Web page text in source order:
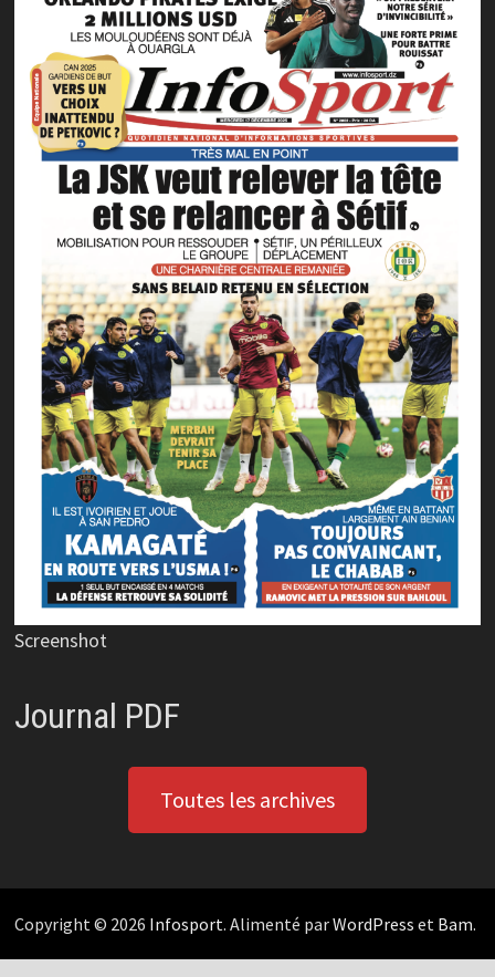
Screenshot
Journal PDF
Toutes les archives
Copyright © 2026 Infosport. Alimenté parWordPress et Bam.